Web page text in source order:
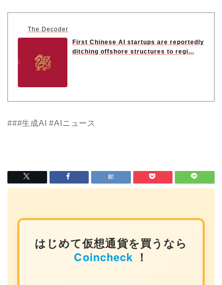
The Decoder
First Chinese AI startups are reportedly
ditching offshore structures to regi...
###生成AI #AIニュース
はじめて仮想通貨を買うなら
Coincheck ！